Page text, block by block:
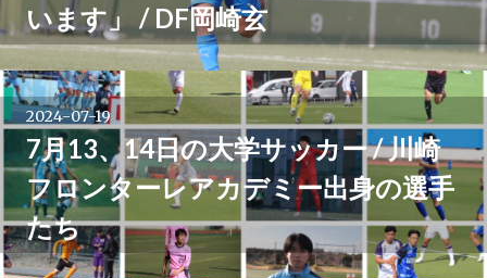
います」 / DF岡崎玄
2024-07-19
7月13、14日の大学サッカー / 川崎
フロンターレアカデミー出身の選手
たち